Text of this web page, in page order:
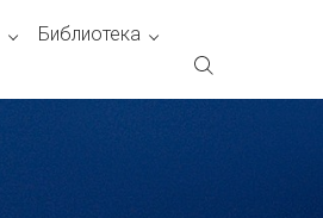
Библиотека